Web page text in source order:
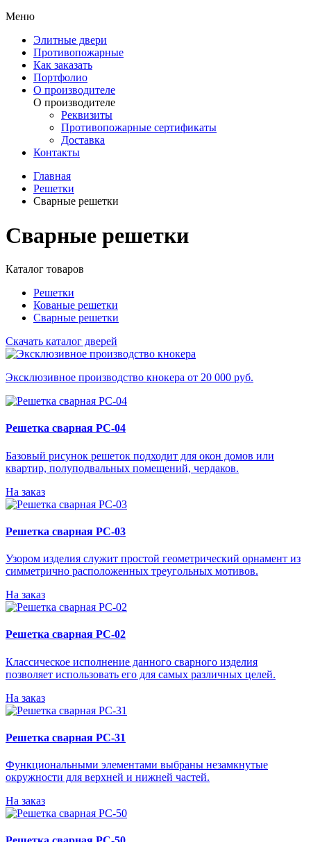
Меню
Элитные двери
Противопожарные
Как заказать
Портфолио
О производителе
О производителе
Реквизиты
Противопожарные сертификаты
Доставка
Контакты
Главная
Решетки
Сварные решетки
Сварные решетки
Каталог товаров
Решетки
Кованые решетки
Сварные решетки
Скачать каталог дверей
Эксклюзивное производство кнокера от 20 000 руб.
Решетка сварная РС-04
Базовый рисунок решеток подходит для окон домов или
квартир, полуподвальных помещений, чердаков.
На заказ
Решетка сварная РС-03
Узором изделия служит простой геометрический орнамент из
симметрично расположенных треугольных мотивов.
На заказ
Решетка сварная РС-02
Классическое исполнение данного сварного изделия
позволяет использовать его для самых различных целей.
На заказ
Решетка сварная РС-31
Функциональными элементами выбраны незамкнутые
окружности для верхней и нижней частей.
На заказ